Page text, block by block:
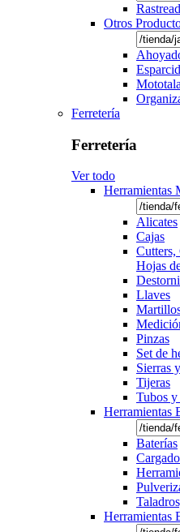
Otros
Ferretería
Ferretería
Ver todo
Herramientas
Alicates
Cajas
Cutters,
Hojas
Llaves
Pinzas
Set de
Sierras
Tijeras
Tubos
Herramientas
Baterías
Herramientas